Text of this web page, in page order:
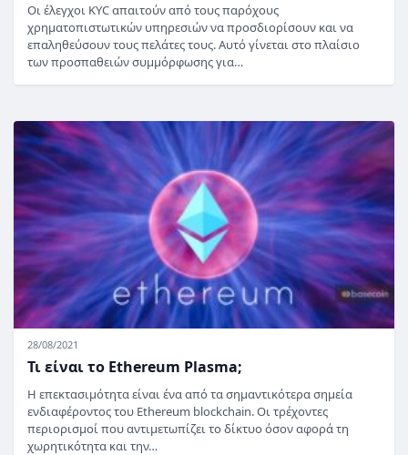
Οι έλεγχοι KYC απαιτούν από τους παρόχους
χρηματοπιστωτικών υπηρεσιών να προσδιορίσουν και να
επαληθεύσουν τους πελάτες τους. Αυτό γίνεται στο πλαίσιο
των προσπαθειών συμμόρφωσης για…
28/08/2021
Τι είναι το Ethereum Plasma;
Η επεκτασιμότητα είναι ένα από τα σημαντικότερα σημεία
ενδιαφέροντος του Ethereum blockchain. Οι τρέχοντες
περιορισμοί που αντιμετωπίζει το δίκτυο όσον αφορά τη
χωρητικότητα και την…